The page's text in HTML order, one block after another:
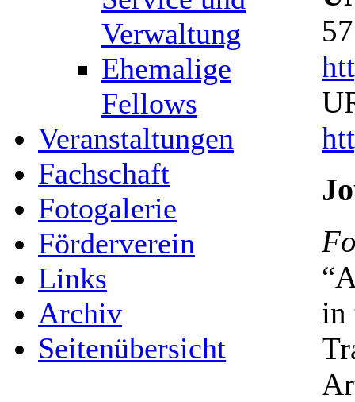
Verwaltung
Ehemalige
Fellows
Veranstaltungen
Fachschaft
Fotogalerie
Förderverein
Links
Archiv
Seitenübersicht
in